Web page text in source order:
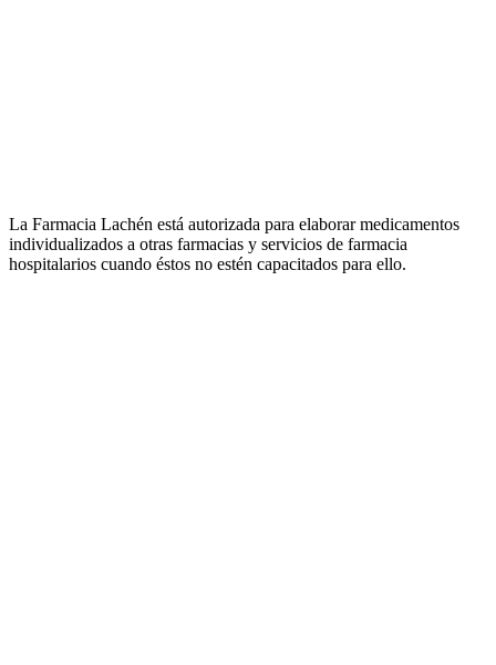
La Farmacia Lachén está autorizada para elaborar medicamentos
individualizados a otras farmacias y servicios de farmacia
hospitalarios cuando éstos no estén capacitados para ello.